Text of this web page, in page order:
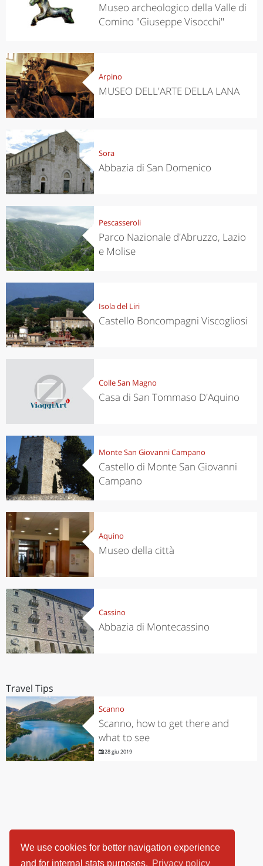
We use cookies for better navigation experience
and for internal stats purposes. Privacy policy
Museo archeologico della Valle di
Comino "Giuseppe Visocchi"
Arpino
MUSEO DELL'ARTE DELLA LANA
Sora
Abbazia di San Domenico
Pescasseroli
Parco Nazionale d'Abruzzo, Lazio
e Molise
Isola del Liri
Castello Boncompagni Viscogliosi
Colle San Magno
Casa di San Tommaso D'Aquino
Monte San Giovanni Campano
Castello di Monte San Giovanni
Campano
Aquino
Museo della città
Cassino
Abbazia di Montecassino
Travel Tips
Scanno
Scanno, how to get there and
what to see
28 giu 2019